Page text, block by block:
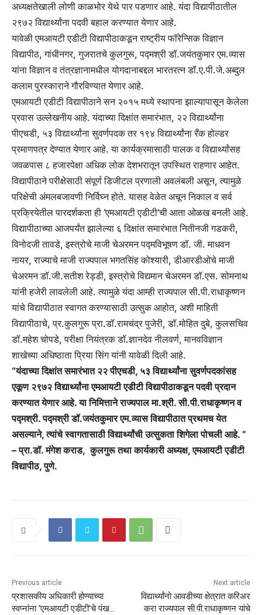
अध्यक्षतेखाली लोणी काळभोर येथे पार पडणार आहे. यंदा विद्यापीठातील
२९७२ विद्यार्थ्यांना पदवी बहाल करण्यात येणार आहे.
यावेळी एमआयटी एडीटी विद्यापीठाकडून राष्ट्रीय फॉरेन्सिक विज्ञान
विद्यापीठ, गांधीनगर, गुजरातचे कुलगुरू, पद्मश्री डॉ.जयंतकुमार एम.व्यास
यांना विज्ञान व तंत्रज्ञानामधील योगदानाबद्दल भारतरत्न डॉ.ए.पी.जे.अब्दुल
कलाम पुरस्काराने गौरविण्यात येणार आहे.
एमआयटी एडीटी विद्यापीठाने सन २०१५ मध्ये स्थापना झाल्यापासून केलेला
प्रवास उल्लेखनीय आहे. यंदाच्या दिक्षांत समारंभात, २२ विद्यार्थ्यांना
पीएचडी, ५३ विद्यार्थ्यांना सुवर्णपदक तर १९४ विद्यार्थ्यांना रँक होल्डर
प्रमाणपत्र देण्यात येणार आहे. या कार्यक्रमासाठी पालक व विद्यार्थ्यांसह
जवळपास ८ हजारपेक्षा अधिक लोक देशभरातून उपस्थित राहणार आहेत.
विद्यापीठाने परीक्षेसाठी संपूर्ण डिजीटल प्रणाली अवलंबली असून, त्यामुळे
परिक्षेची अंमलबजावणी निर्विघ्न होते. यासह वेळेत अचून निकाल व सर्व
प्रक्रियेतील पारदर्शकता ही ‘एमआयटी एडीटी’ची आता ओळख बनली आहे.
विद्यापीठाच्या आजपर्यंत झालेल्या ६ दिक्षांत समारंभात नितीनजी गडकरी,
विनोदजी तावडे, इस्त्रोचे माजी चेअरमन पद्मविभूषण डॉ. जी. माधवन
नायर, राज्याचे माजी राज्यपाल भगतसिंह कोश्यारी, डीआरडीओचे माजी
चेअरमन डॉ.जी.सतीश रेड्डी, इस्त्रोचे विद्यमान चेअरमन डॉ.एस. सोमनाथ
यांनी हजेरी लावलेली आहे. त्यामुळे यंदा आम्ही राज्यपाल सी.पी.राधाकृष्णन
यांचे विद्यापीठात स्वागत करण्यासाठी उत्सुक आहोत, अशी माहिती
विद्यापीठाचे, प्र.कुलगुरू प्रा.डॉ.रामचंद्र पुजेरी, डॉ.मोहित दुबे, कुलसचिव
डॉ.महेश चोपडे, परीक्षा नियंत्रक डॉ.ज्ञानदेव नीलवर्ण, मानवविज्ञान
शाखेच्या अधिष्ठाता प्रिया सिंग यांनी यावेळी दिली आहे.
“यंदाच्या दिक्षांत समारंभात २२ पीएचडी, ५३ विद्यार्थ्यांना सुवर्णपदकांसह
एकूण २९७२ विद्यार्थ्यांना एमआयटी एडीटी विद्यापीठाकडून पदवी प्रदान
करण्यात येणार आहे. या निमित्ताने राज्यपाल मा.श्री. सी.पी.राधाकृष्णन व
पद्मश्री. पद्मश्री डॉ.जयंतकुमार एम.व्यास विद्यापीठात प्रथमच येत
असल्याने, त्यांचे स्वागतासाठी विद्यार्थ्यांची उत्सुकता शिगेला पोचली आहे. ”
– प्रा.डॉ. मंगेश कराड, कुलगुरू तथा कार्यकारी अध्यक्ष, एमआयटी एडीटी
विद्यापीठ, पुणे.
Previous article
प्रशासकीय अधिकारी होण्याच्या
स्वप्नांना ‘एमआयटी एडीटी’चे पंख…
Next article
विद्यार्थ्यांनो आवडीच्या क्षेत्रात करिअर
करा राज्यपाल सी.पी.राधाकृष्णन यांचे